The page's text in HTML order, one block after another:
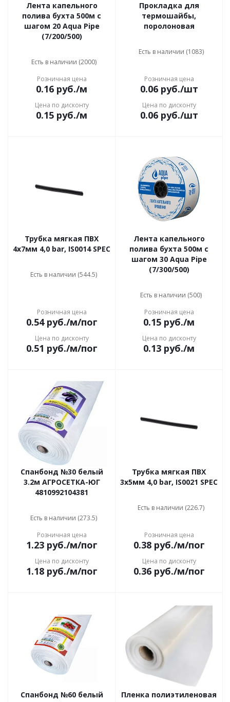
Лента капельного
полива бухта 500м с
шагом 20 Aqua Pipe
(7/200/500)
Есть в наличии (2000)
Розничная цена
0.16 руб./м
Цена по дисконту
0.15 руб./м
Прокладка для
термошайбы,
поролоновая
Есть в наличии (1083)
Розничная цена
0.06руб./шт
Цена по дисконту
0.06руб./шт
Трубка мягкая ПВХ
4х7мм 4,0 bar, IS0014 SPEC
Есть в наличии (544.5)
Розничная цена
0.54руб./м/пог
Цена по дисконту
0.51 руб./м/пог
Лента капельного
полива бухта 500м с
шагом 30 Aqua Pipe
(7/300/500)
Есть в наличии (500)
Розничная цена
0.15 руб./м
Цена по дисконту
0.13 руб./м
Спанбонд №30 белый
3.2м АГРОСЕТКА-ЮГ
4810992104381
Есть в наличии (273.5)
Розничная цена
1.23руб./м/пог
Цена по дисконту
1.18руб./м/пог
Трубка мягкая ПВХ
3х5мм 4,0 bar, IS0021 SPEC
Есть в наличии (226.7)
Розничная цена
0.38руб./м/пог
Цена по дисконту
0.36руб./м/пог
Спанбонд №60 белый
Пленка полиэтиленовая